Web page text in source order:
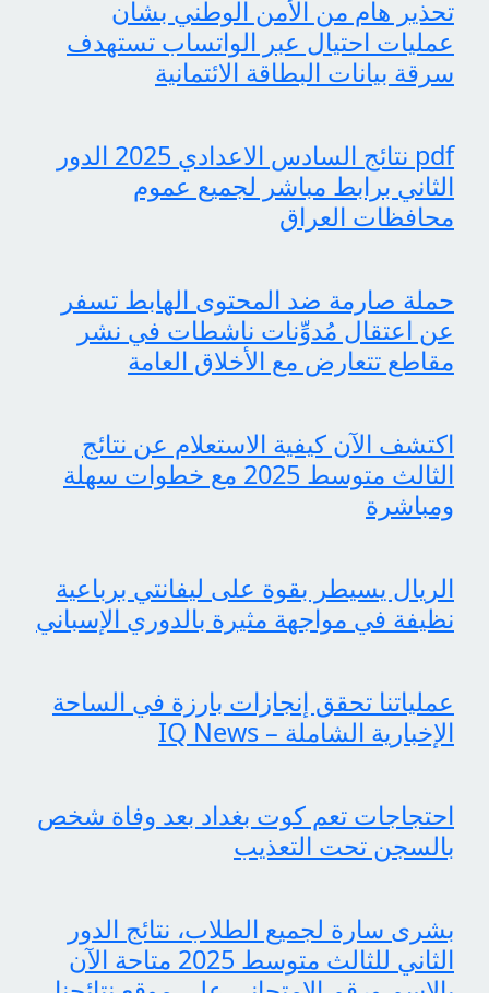
تحذير هام من الأمن الوطني بشأن
عمليات احتيال عبر الواتساب تستهدف
سرقة بيانات البطاقة الائتمانية
pdf نتائج السادس الاعدادي 2025 الدور
الثاني برابط مباشر لجميع عموم
محافظات العراق
حملة صارمة ضد المحتوى الهابط تسفر
عن اعتقال مُدوِّنات ناشطات في نشر
مقاطع تتعارض مع الأخلاق العامة
اكتشف الآن كيفية الاستعلام عن نتائج
الثالث متوسط 2025 مع خطوات سهلة
ومباشرة
الريال يسيطر بقوة على ليفانتي برباعية
نظيفة في مواجهة مثيرة بالدوري الإسباني
عملياتنا تحقق إنجازات بارزة في الساحة
الإخبارية الشاملة – IQ News
احتجاجات تعم كوت بغداد بعد وفاة شخص
بالسجن تحت التعذيب
بشرى سارة لجميع الطلاب، نتائج الدور
الثاني للثالث متوسط 2025 متاحة الآن